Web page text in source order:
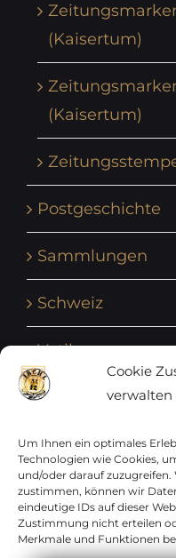
Cookie
verwalten
Um Ihnen ein optimales
Technologien wie Cookies,
und/oder darauf zuzugreifen.
zustimmen, können wir
eindeutige IDs auf dieser
Zustimmung nicht erteilen
Merkmale und Funktionen
(Kaisertum)
(Kaisertum)
Postgeschichte
Sammlungen
Schweiz
Vatikan
Vereinte Nationen
Vorphilatelie
Zensurbelege
Zensurbelege